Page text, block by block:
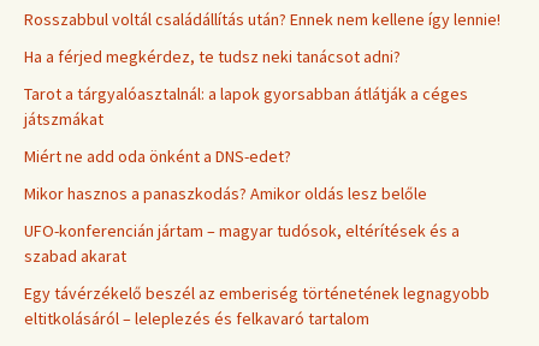
Rosszabbul voltál családállítás után? Ennek nem kellene így lennie!
Ha a férjed megkérdez, te tudsz neki tanácsot adni?
Tarot a tárgyalóasztalnál: a lapok gyorsabban átlátják a céges
játszmákat
Miért ne add oda önként a DNS-edet?
Mikor hasznos a panaszkodás? Amikor oldás lesz belőle
UFO-konferencián jártam – magyar tudósok, eltérítések és a
szabad akarat
Egy távérzékelő beszél az emberiség történetének legnagyobb
eltitkolásáról – leleplezés és felkavaró tartalom